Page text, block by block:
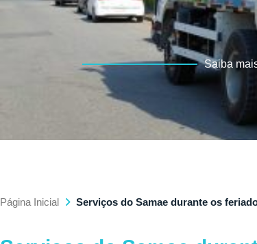
Saiba
Página Inicial Serviços do Samae durante os